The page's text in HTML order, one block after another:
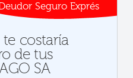
Seguro Exprés
costaría
de tus
SA